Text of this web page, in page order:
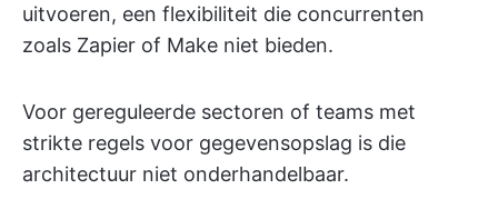
uitvoeren, een flexibiliteit die concurrenten
zoals Zapier of Make niet bieden.
Voor gereguleerde sectoren of teams met
strikte regels voor gegevensopslag is die
architectuur niet onderhandelbaar.